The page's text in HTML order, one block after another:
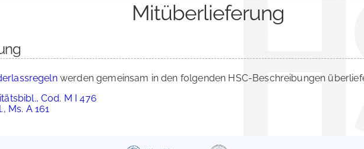
Mitüberlieferung
werden gemeinsam in den folgenden HSC-Beschreibungen
Cod. M I 476
Ms. A 161